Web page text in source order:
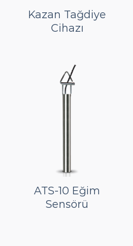
Kazan Tağdiye
Cihazı
ATS-10 Eğim
Sensörü